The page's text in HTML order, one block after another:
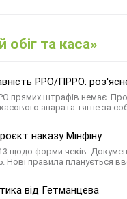
обіг та каса»
РРО/ПРРО:
штрафів немає.
апарата тягне за
наказу Мінфіну
форми чекiв.
правила планується
від Гетманцева